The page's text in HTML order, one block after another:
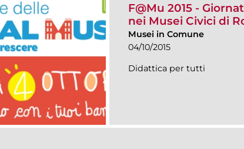
F@Mu 2015 -
nei Musei Civici di
Musei in Comune
04/10/2015
Didattica per tutti